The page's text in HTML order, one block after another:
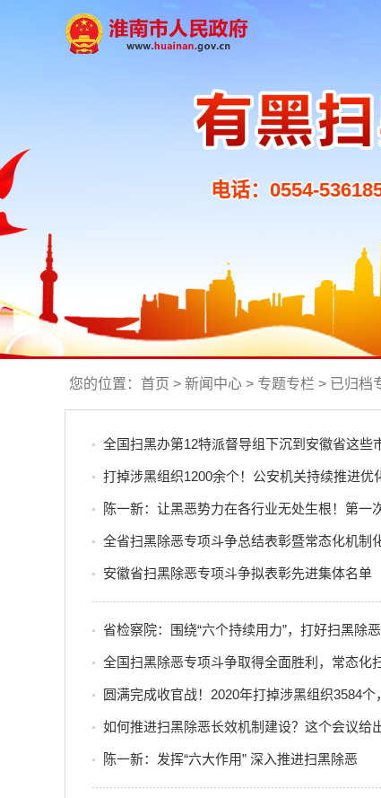
电话：0554-
您的位置： 首页 > 新闻中心 > 专题专栏 > 已归档
全国扫黑办第12特派督导组下沉到安徽省这些
打掉涉黑组织1200余个！公安机关持续推进优
陈一新：让黑恶势力在各行业无处生根！第一
全省扫黑除恶专项斗争总结表彰暨常态化机制
安徽省扫黑除恶专项斗争拟表彰先进集体名单
省检察院：围绕“六个持续用力”，打好扫黑除恶
全国扫黑除恶专项斗争取得全面胜利，常态化
圆满完成收官战！2020年打掉涉黑组织3584
如何推进扫黑除恶长效机制建设？这个会议给
陈一新：发挥“六大作用” 深入推进扫黑除恶